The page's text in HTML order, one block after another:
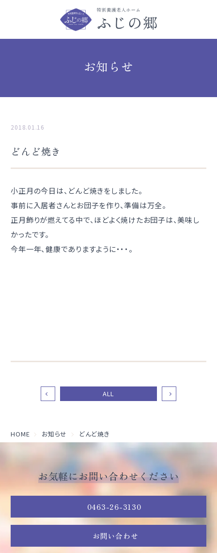
お知らせ
2018.01.16
どんど焼き
小正月の今日は、どんど焼きをしました。
事前に入居者さんとお団子を作り、準備は万全。
正月飾りが燃えてる中で、ほどよく焼けたお団子は、美味し
かったです。
今年一年、健康でありますように・・・。
ALL
HOME お知らせ どんど焼き
お気軽にお問い合わせください
0463-26-3130
お問い合わせ